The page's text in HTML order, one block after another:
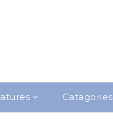
Catagories